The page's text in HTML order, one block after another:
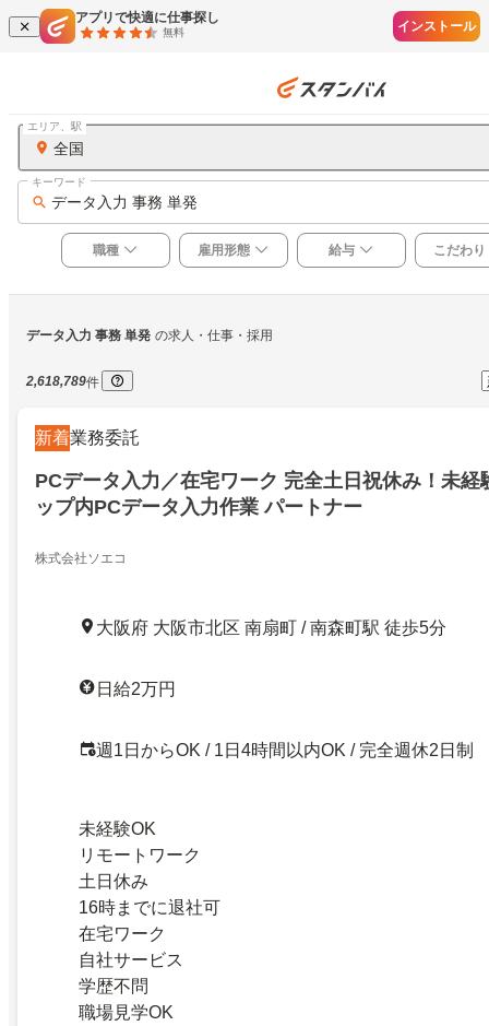
アプリで快適に仕事探し
無料 インストール
全国
エリア、駅
データ入力 事務 単発
キーワード
職種 雇用形態 給与 こだわり
データ入力 事務 単発 の求人・仕事・採用
2,618,789件
新着業務委託
PCデータ入力／在宅ワーク 完全土日祝休み！未経
ップ内PCデータ入力作業 パートナー
株式会社ソエコ
大阪府 大阪市北区 南扇町 / 南森町駅 徒歩5分
日給2万円
週1日からOK / 1日4時間以内OK / 完全週休2日制
未経験OK
リモートワーク
土日休み
16時までに退社可
在宅ワーク
自社サービス
学歴不問
職場見学OK